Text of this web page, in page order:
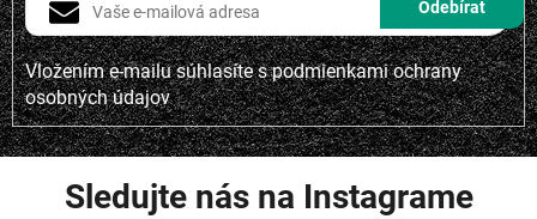
Vložením e-mailu súhlasíte spodmienkami ochrany
osobných údajov
Sledujte nás na Instagrame